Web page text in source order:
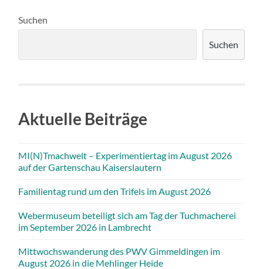
Suchen
Suchen
Aktuelle Beiträge
MI(N)Tmachwelt – Experimentiertag im August 2026
auf der Gartenschau Kaiserslautern
Familientag rund um den Trifels im August 2026
Webermuseum beteiligt sich am Tag der Tuchmacherei
im September 2026 in Lambrecht
Mittwochswanderung des PWV Gimmeldingen im
August 2026 in die Mehlinger Heide